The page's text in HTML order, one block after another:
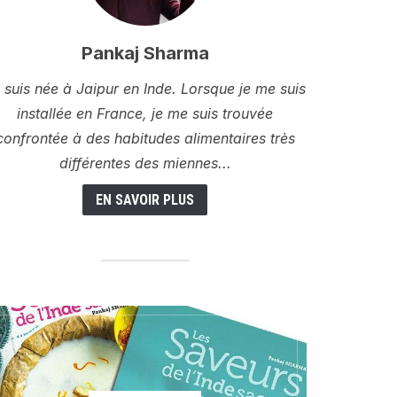
Pankaj Sharma
suis née à Jaipur en Inde. Lorsque je me suis
installée en France, je me suis trouvée
à des habitudes alimentaires très
différentes des miennes...
EN SAVOIR PLUS